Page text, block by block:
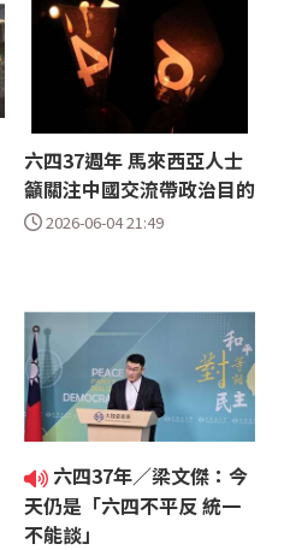
六四37週年 馬來西亞人士
籲關注中國交流帶政治目的
2026-06-04 21:49
六四37年／梁文傑：今
天仍是「六四不平反 統一
不能談」